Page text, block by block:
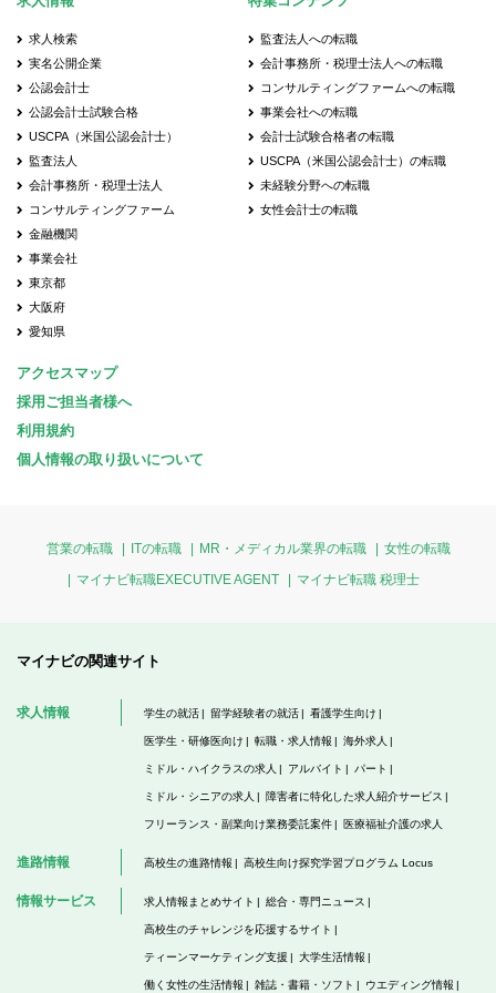
求人検索
実名公開企業
公認会計士
公認会計士試験合格
USCPA（米国公認会計士）
監査法人
会計事務所・税理士法人
コンサルティングファーム
金融機関
事業会社
東京都
大阪府
愛知県
監査法人への転職
会計事務所・税理士法人への転職
コンサルティングファームへの転職
事業会社への転職
会計士試験合格者の転職
USCPA（米国公認会計士）の転職
未経験分野への転職
女性会計士の転職
アクセスマップ
採用ご担当者様へ
利用規約
個人情報の取り扱いについて
営業の転職 ITの転職 MR・メディカル業界の転職
女性の転職
マイナビ転職EXECUTIVE AGENT
マイナビ転職 税理士
マイナビの関連サイト
求人情報 学生の就活 留学経験者の就活 看護学生向け
医学生・研修医向け 転職・求人情報 海外求人
ミドル・ハイクラスの求人 アルバイト パート
ミドル・シニアの求人 障害者に特化した求人紹介サービス
フリーランス・副業向け業務委託案件 医療福祉介護の求人
進路情報 高校生の進路情報 高校生向け探究学習プログラム Locus
情報サービス 求人情報まとめサイト 総合・専門ニュース
高校生のチャレンジを応援するサイト
ティーンマーケティング支援 大学生活情報
働く女性の生活情報 雑誌・書籍・ソフト ウエディング情報